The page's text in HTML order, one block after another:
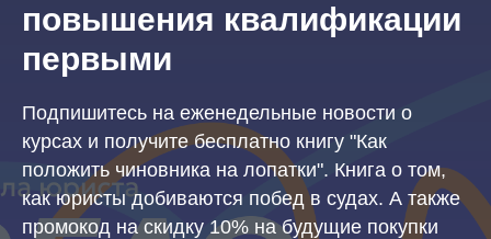
повышения квалификации
первыми
Подпишитесь на еженедельные новости о
курсах и получите бесплатно книгу "Как
положить чиновника на лопатки". Книга о том,
как юристы добиваются побед в судах. А также
промокод на скидку 10% на будущие покупки